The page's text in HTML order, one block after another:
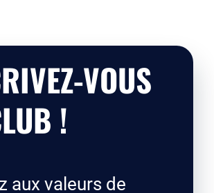
VOUS
!
aux valeurs de